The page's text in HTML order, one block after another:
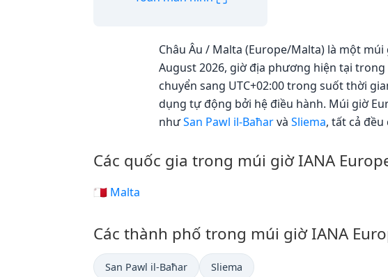
Châu Âu / Malta (Europe/Malta) là một múi
August 2026, giờ địa phương hiện tại trong
chuyển sang UTC+02:00 trong suốt thời
dụng tự động bởi hệ điều hành. Múi giờ
nhưSan Pawl il-Baħarvà Sliema, tất cả
Các quốc gia trong múi giờ IANA
🇲🇹 Malta
Các thành phố trong múi giờ IANA
San Pawl il-Baħar Sliema